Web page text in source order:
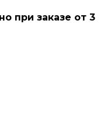
при заказе от 3